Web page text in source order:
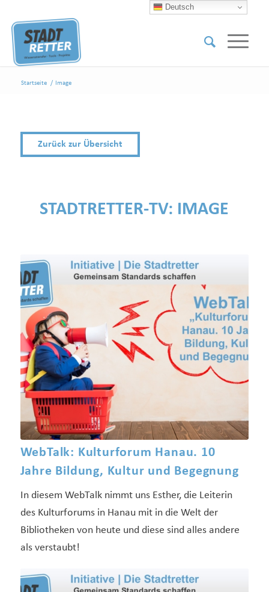
Startseite / Image
Zurück zur Übersicht
STADTRETTER-TV: IMAGE
WebTalk: Kulturforum Hanau. 10
Jahre Bildung, Kultur und Begegnung
In diesem WebTalk nimmt uns Esther, die Leiterin
des Kulturforums in Hanau mit in die Welt der
Bibliotheken von heute und diese sind alles andere
als verstaubt!
Deutsch